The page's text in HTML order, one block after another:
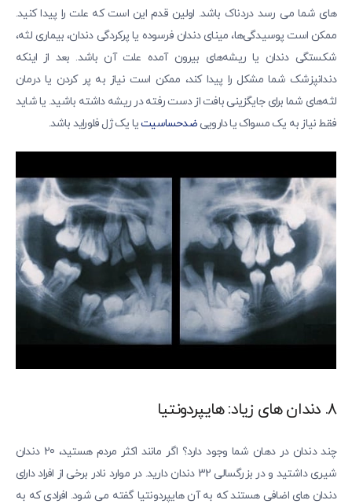
های شما می رسد دردناک باشد. اولین قدم این است که علت را پیدا کنید.
ممکن است پوسیدگی‌ها، مینای دندان فرسوده یا پرکردگی دندان، بیماری لثه،
شکستگی دندان یا ریشه‌های بیرون آمده علت آن باشد. بعد از اینکه
دندانپزشک شما مشکل را پیدا کند، ممکن است نیاز به پر کردن یا درمان
لثه‌های شما برای جایگزینی بافت از دست رفته در ریشه داشته باشید. یا شاید
فقط نیاز به یک مسواک یا داروییضدحساسیتیا یک ژل فلوراید باشد.
8. دندان های زیاد: هایپردونتیا
چند دندان در دهان شما وجود دارد؟ اگر مانند اکثر مردم هستید، 20 دندان
شیری داشتید و در بزرگسالی 32 دندان دارید. در موارد نادر برخی از افراد دارای
دندان های اضافی هستند که به آن هایپردونتیا گفته می شود. افرادی که به